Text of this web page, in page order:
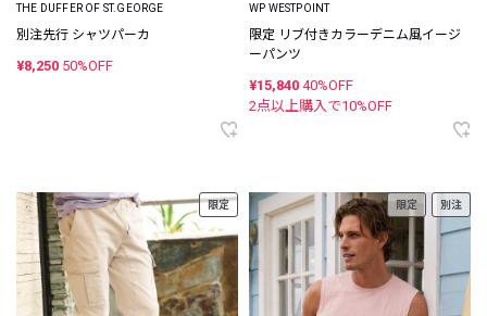
THE DUFFER OF ST.GEORGE
別注先行 シャツパーカ
¥8,250 50%OFF
WP WESTPOINT
限定 リブ付きカラーデニム風イージ
ーパンツ
¥15,840 40%OFF
2点以上購入で10%OFF
限定 限定 別注